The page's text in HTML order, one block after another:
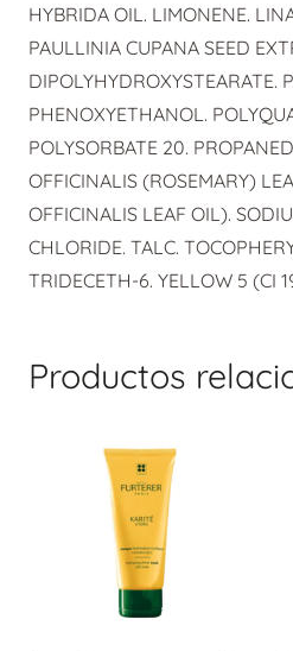
HYBRIDA OIL. LIMONENE.
PAULLINIA CUPANA SEED
DIPOLYHYDROXYSTEARATE.
PHENOXYETHANOL.
POLYSORBATE 20.
OFFICINALIS (ROSEMARY)
OFFICINALIS LEAF OIL).
CHLORIDE. TALC.
TRIDECETH-6. YELLOW 5 (CI
Productos